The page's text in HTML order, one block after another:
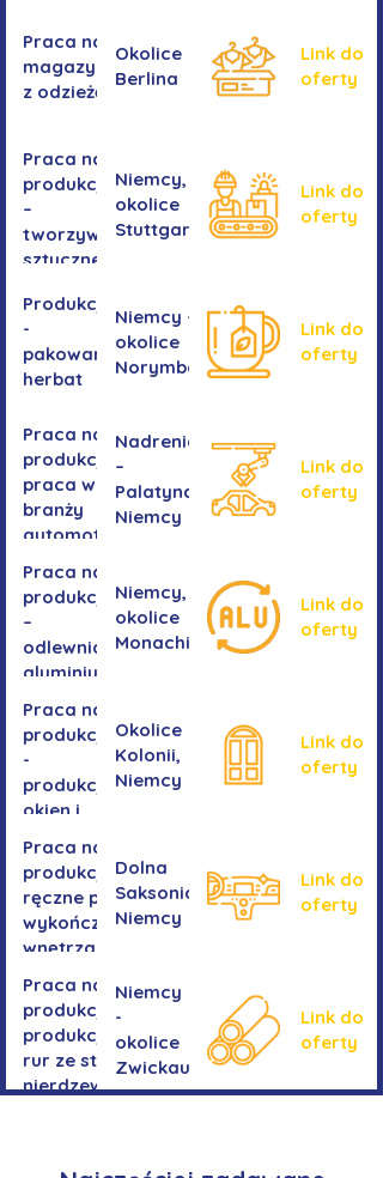
Praca na
magazynie
z odzieżą
Okolice
Berlina
Link do
oferty
Praca na
produkcji
–
tworzywa
sztuczne
Niemcy,
okolice
Stuttgartu
Link do
oferty
Produkcja
-
pakowanie
herbat
Niemcy -
okolice
Norymbergii
Link do
oferty
Praca na
produkcji -
praca w
branży
automotive
Nadrenia
–
Palatynat,
Niemcy
Link do
oferty
Praca na
produkcji
–
odlewnia
aluminium
Niemcy,
okolice
Monachium
Link do
oferty
Praca na
produkcji
-
produkcja
okien i
Okolice
Kolonii,
Niemcy
Link do
oferty
Praca na
produkcji -
ręczne prace
wykończeniowe
wnętrza aut
Dolna
Saksonia,
Niemcy
Link do
oferty
Praca na
produkcji-
produkcja
rur ze stali
nierdzewnej
Niemcy
-
okolice
Zwickau
Link do
oferty